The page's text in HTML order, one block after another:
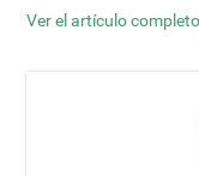
Ver el artículo completo